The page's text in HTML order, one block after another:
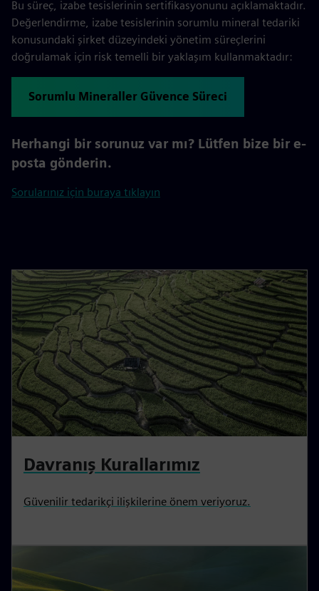
Bu süreç, izabe tesislerinin sertifikasyonunu açıklamaktadır.
Değerlendirme, izabe tesislerinin sorumlu mineral tedariki
konusundaki şirket düzeyindeki yönetim süreçlerini
doğrulamak için risk temelli bir yaklaşım kullanmaktadır:
Sorumlu Mineraller Güvence Süreci
Herhangi bir sorunuz var mı? Lütfen bize bir e-
posta gönderin.
Sorularınız için buraya tıklayın
Davranış Kurallarımız
Güvenilir tedarikçi ilişkilerine önem veriyoruz.